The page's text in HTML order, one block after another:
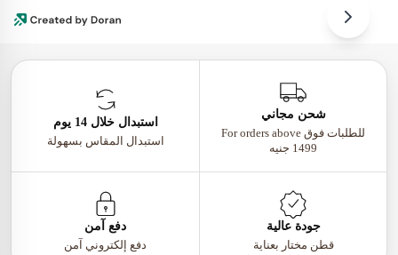
شحن مجاني
للطلبات فوق For orders above
1499 جنيه
استبدال خلال 14 يوم
استبدال المقاس بسهولة
جودة عالية
قطن مختار بعناية
دفع آمن
دفع إلكتروني آمن